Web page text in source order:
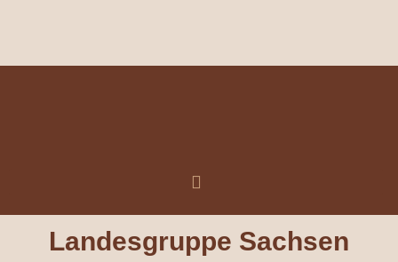
Landesgruppe Sachsen